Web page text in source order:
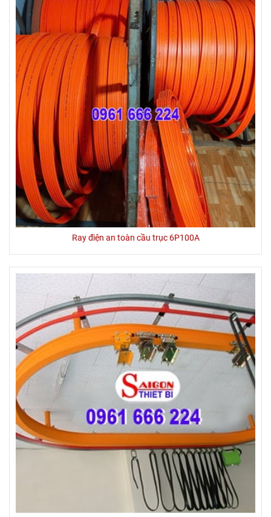
Ray điện an toàn cầu trục 6P100A